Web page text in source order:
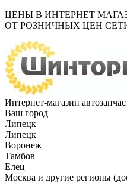
ЦЕНЫ В ИНТЕРНЕТ
ОТ РОЗНИЧНЫХ ЦЕН
Интернет-магазин
Ваш город
Липецк
Липецк
Воронеж
Тамбов
Елец
Москва и другие регионы